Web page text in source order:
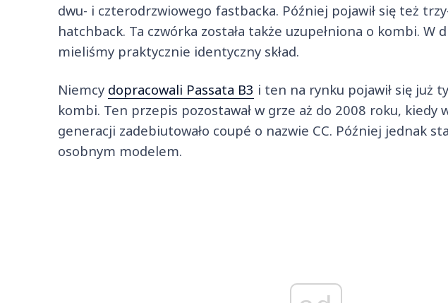
dwu- i czterodrzwiowego fastbacka. Później pojawił się też
hatchback. Ta czwórka została także uzupełniona o kombi. W
mieliśmy praktycznie identyczny skład.
Niemcy dopracowali Passata B3 i ten na rynku pojawił się już
kombi. Ten przepis pozostawał w grze aż do 2008 roku, kiedy
generacji zadebiutowało coupé o nazwie CC. Później jednak
osobnym modelem.